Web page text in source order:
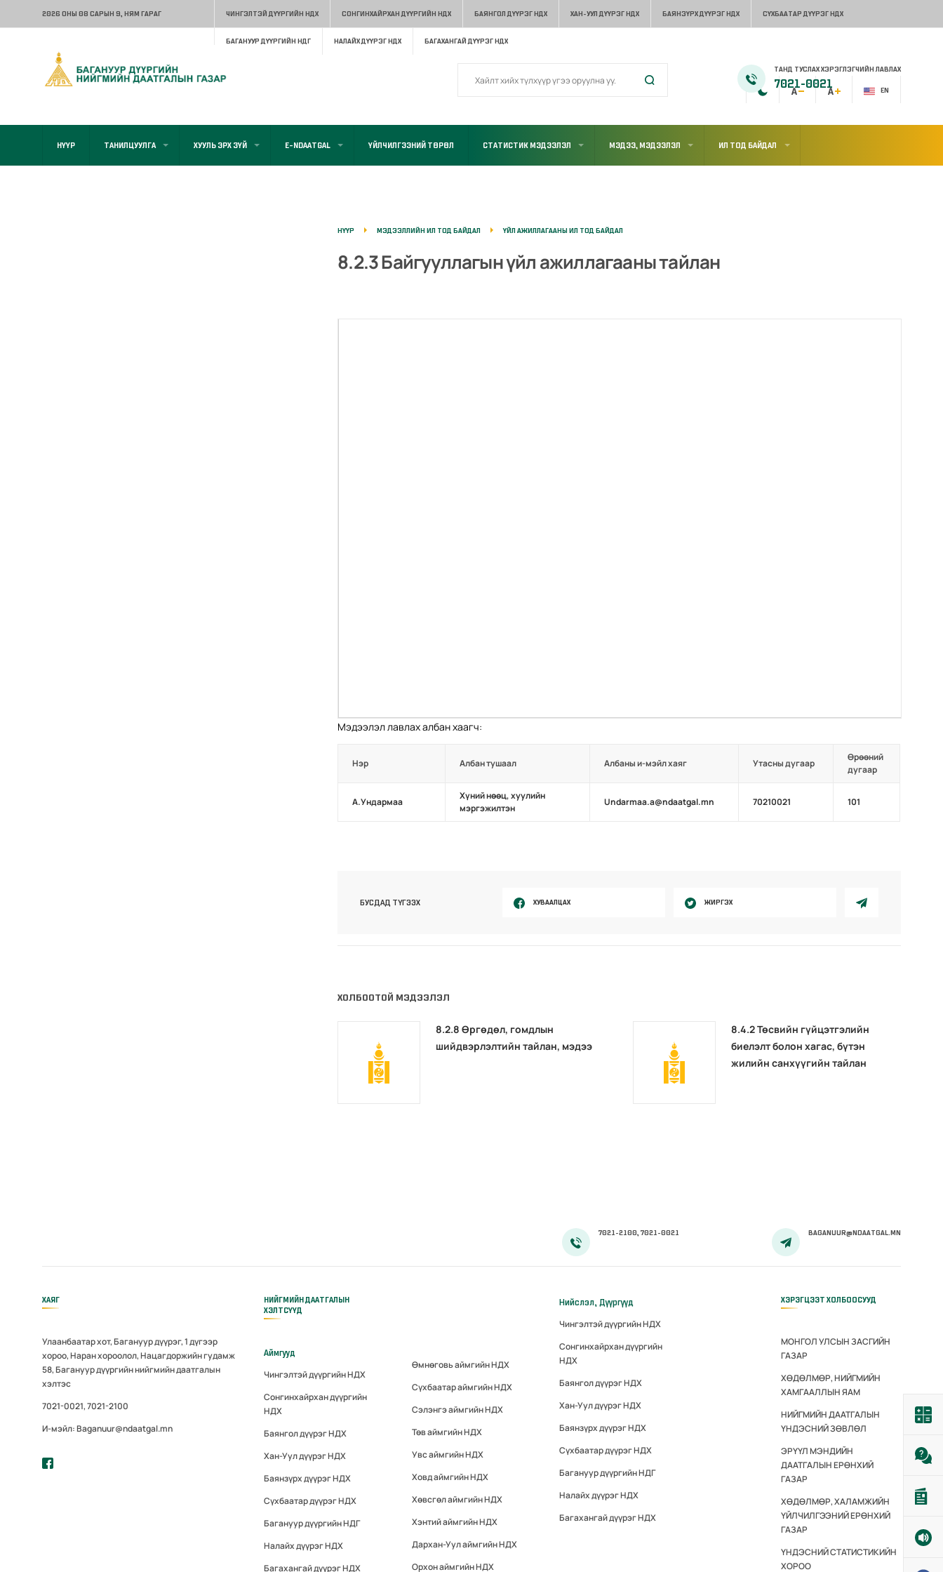
2026 ОНЫ 08 САРЫН 9, НЯМ ГАРАГ ЧИНГЭЛТЭЙ ДҮҮРГИЙН НДХ СОНГИНХАЙРХАН ДҮҮРГИЙН НДХ БАЯНГОЛ ДҮҮРЭГ НДХ ХАН-УУЛ ДҮҮРЭГ НДХ БАЯНЗҮРХ ДҮҮРЭГ НДХ СҮХБААТАР ДҮҮРЭГ НДХ
БАГАНУУР ДҮҮРГИЙН НДГ НАЛАЙХ ДҮҮРЭГ НДХ БАГАХАНГАЙ ДҮҮРЭГ НДХ
EN
ТАНД ТУСЛАХ ХЭРЭГЛЭГЧИЙН ЛАВЛАХ
7021-0021
НҮҮР ТАНИЛЦУУЛГА ХУУЛЬ ЭРХ ЗҮЙ E-NDAATGAL ҮЙЛЧИЛГЭЭНИЙ ТӨРӨЛ СТАТИСТИК МЭДЭЭЛЭЛ МЭДЭЭ, МЭДЭЭЛЭЛ ИЛ ТОД БАЙДАЛ
НҮҮР МЭДЭЭЛЛИЙН ИЛ ТОД БАЙДАЛ ҮЙЛ АЖИЛЛАГААНЫ ИЛ ТОД БАЙДАЛ
8.2.3 Байгууллагын үйл ажиллагааны тайлан
Мэдээлэл лавлах албан хаагч:
Нэр Албан тушаал Албаны и-мэйл хаяг Утасны дугаар
Өрөөний
дугаар
А.Ундармаа
Хүний нөөц, хуулийн
мэргэжилтэн
Undarmaa.a@ndaatgal.mn 70210021 101
БУСДАД ТҮГЭЭХ ХУВААЛЦАХ ЖИРГЭХ
ХОЛБООТОЙ МЭДЭЭЛЭЛ
8.2.8 Өргөдөл, гомдлын
шийдвэрлэлтийн тайлан, мэдээ
8.4.2 Төсвийн гүйцэтгэлийн
биелэлт болон хагас, бүтэн
жилийн санхүүгийн тайлан
7021-2100, 7021-0021 BAGANUUR@NDAATGAL.MN
ХАЯГ
Улаанбаатар хот, Багануур дүүрэг, 1 дүгээр
хороо, Наран хороолол, Нацагдоржийн гудамж
58, Багануур дүүргийн нийгмийн даатгалын
хэлтэс
7021-0021, 7021-2100
И-мэйл: Baganuur@ndaatgal.mn
НИЙГМИЙН ДААТГАЛЫН
ХЭЛТСҮҮД
Аймгууд
Чингэлтэй дүүргийн НДХ
Сонгинхайрхан дүүргийн
НДХ
Баянгол дүүрэг НДХ
Хан-Уул дүүрэг НДХ
Баянзүрх дүүрэг НДХ
Сүхбаатар дүүрэг НДХ
Багануур дүүргийн НДГ
Налайх дүүрэг НДХ
Багахангай дүүрэг НДХ
Өмнөговь аймгийн НДХ
Сүхбаатар аймгийн НДХ
Сэлэнгэ аймгийн НДХ
Төв аймгийн НДХ
Увс аймгийн НДХ
Ховд аймгийн НДХ
Хөвсгөл аймгийн НДХ
Хэнтий аймгийн НДХ
Дархан-Уул аймгийн НДХ
Орхон аймгийн НДХ
Нийслэл, Дүүргүүд
Чингэлтэй дүүргийн НДХ
Сонгинхайрхан дүүргийн
НДХ
Баянгол дүүрэг НДХ
Хан-Уул дүүрэг НДХ
Баянзүрх дүүрэг НДХ
Сүхбаатар дүүрэг НДХ
Багануур дүүргийн НДГ
Налайх дүүрэг НДХ
Багахангай дүүрэг НДХ
ХЭРЭГЦЭЭТ ХОЛБООСУУД
МОНГОЛ УЛСЫН ЗАСГИЙН
ГАЗАР
ХӨДӨЛМӨР, НИЙГМИЙН
ХАМГААЛЛЫН ЯАМ
НИЙГМИЙН ДААТГАЛЫН
ҮНДЭСНИЙ ЗӨВЛӨЛ
ЭРҮҮЛ МЭНДИЙН
ДААТГАЛЫН ЕРӨНХИЙ
ГАЗАР
ХӨДӨЛМӨР, ХАЛАМЖИЙН
ҮЙЛЧИЛГЭЭНИЙ ЕРӨНХИЙ
ГАЗАР
ҮНДЭСНИЙ СТАТИСТИКИЙН
ХОРОО